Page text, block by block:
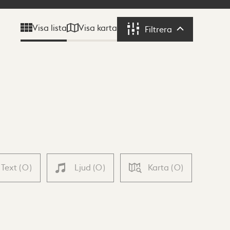
Visa lista Visa karta Filtrera Filtrera
Text (0) Ljud (0) Karta (0)